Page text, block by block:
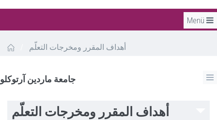
Menü
أهداف المقرر ومخرجات التعلّم
جامعة ماردين آرتوكلو
أهداف المقرر ومخرجات التعلّم